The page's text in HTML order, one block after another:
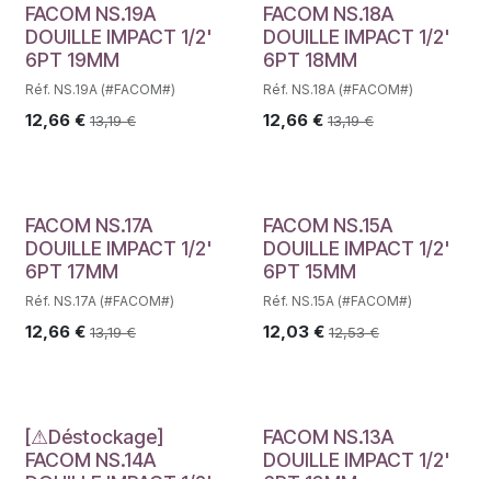
FACOM NS.19A
DOUILLE IMPACT 1/2'
6PT 19MM
Réf. NS.19A (#FACOM#)
12,66 € 13,19€
FACOM NS.18A
DOUILLE IMPACT 1/2'
6PT 18MM
Réf. NS.18A (#FACOM#)
12,66€ 13,19€
FACOM NS.17A
DOUILLE IMPACT 1/2'
6PT 17MM
Réf. NS.17A (#FACOM#)
12,66 € 13,19€
FACOM NS.15A
DOUILLE IMPACT 1/2'
6PT 15MM
Réf. NS.15A (#FACOM#)
12,03€ 12,53€
Déstockage
[⚠Déstockage]
FACOM NS.14A
FACOM NS.13A
DOUILLE IMPACT 1/2'